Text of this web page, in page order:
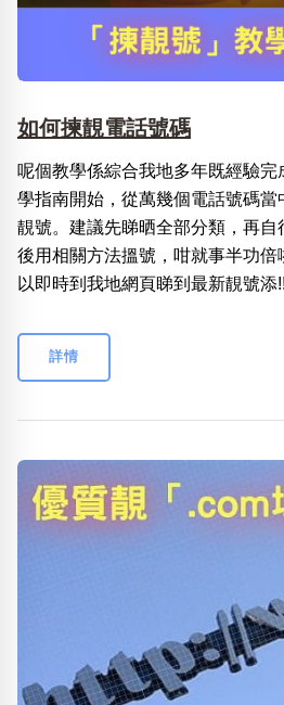
如何揀靚電話號碼
呢個教學係綜合我地多年既經驗
學指南開始，從萬幾個電話號碼
靚號。建議先睇晒全部分類，再
後用相關方法搵號，咁就事半功
以即時到我地網頁睇到最新靚號添!!
詳情